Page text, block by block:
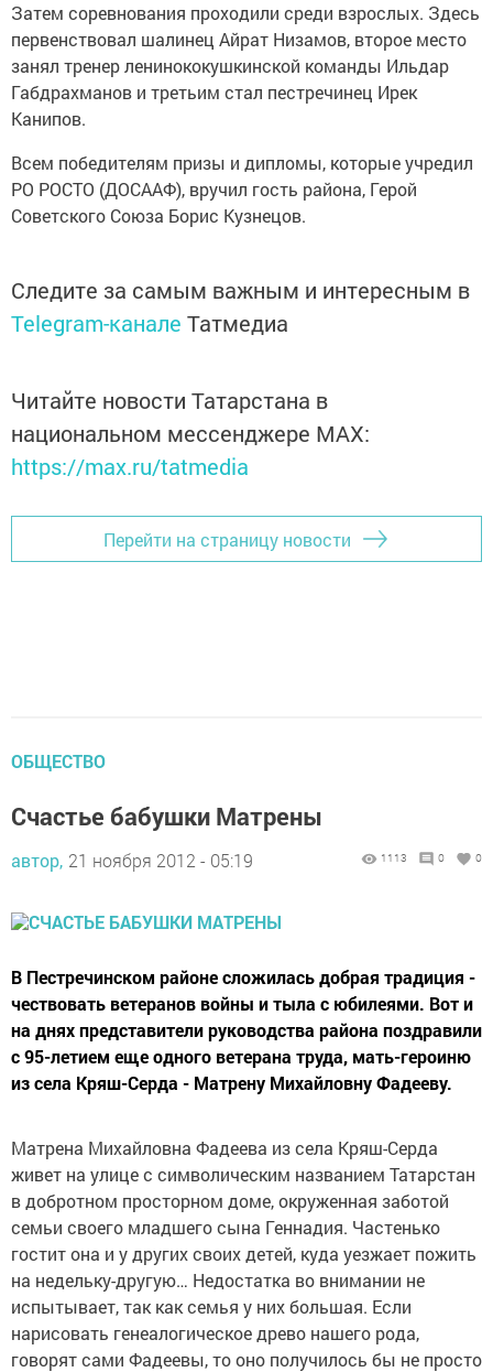
Затем соревнования проходили среди взрослых. Здесь
первенствовал шалинец Айрат Низамов, второе место
занял тренер ленинококушкинской команды Ильдар
Габдрахманов и третьим стал пестречинец Ирек
Канипов.
Всем победителям призы и дипломы, которые учредил
РО РОСТО (ДОСААФ), вручил гость района, Герой
Советского Союза Борис Кузнецов.
Следите за самым важным и интересным в
Telegram-канале Татмедиа
Читайте новости Татарстана в
национальном мессенджере MАХ:
https://max.ru/tatmedia
Перейти на страницу новости
ОБЩЕСТВО
Счастье бабушки Матрены
автор, 21 ноября 2012 - 05:19 1113 0 0
В Пестречинском районе сложилась добрая традиция -
чествовать ветеранов войны и тыла с юбилеями. Вот и
на днях представители руководства района поздравили
с 95-летием еще одного ветерана труда, мать-героиню
из села Кряш-Серда - Матрену Михайловну Фадееву.
Матрена Михайловна Фадеева из села Кряш-Серда
живет на улице с символическим названием Татарстан
в добротном просторном доме, окруженная заботой
семьи своего младшего сына Геннадия. Частенько
гостит она и у других своих детей, куда уезжает пожить
на недельку-другую… Недостатка во внимании не
испытывает, так как семья у них большая. Если
нарисовать генеалогическое древо нашего рода,
говорят сами Фадеевы, то оно получилось бы не просто